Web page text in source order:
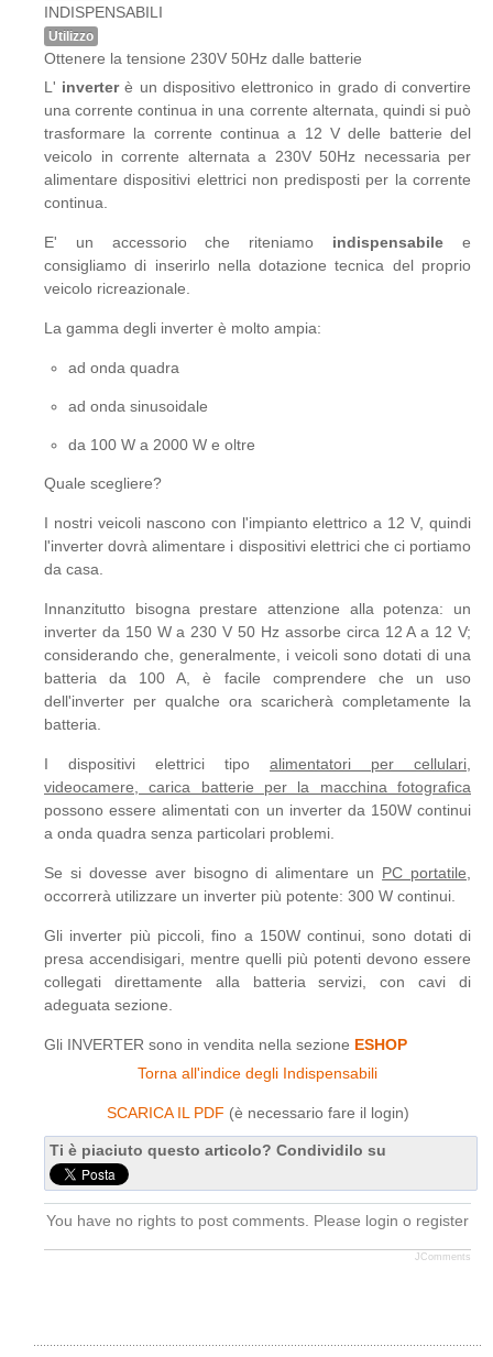
INDISPENSABILI
Utilizzo
Ottenere la tensione 230V 50Hz dalle batterie
L' inverterè un dispositivo elettronico in grado di convertire
una corrente continua in una corrente alternata, quindi si può
trasformare la corrente continua a 12 V delle batterie del
veicolo in corrente alternata a 230V 50Hz necessaria per
alimentare dispositivi elettrici non predisposti per la corrente
continua.
E' un accessorio che riteniamo indispensabile e
consigliamo di inserirlo nella dotazione tecnica del proprio
veicolo ricreazionale.
La gamma degli inverter è molto ampia:
ad onda quadra
ad onda sinusoidale
da 100 W a 2000 W e oltre
Quale scegliere?
I nostri veicoli nascono con l'impianto elettrico a 12 V, quindi
l'inverter dovrà alimentare i dispositivi elettrici che ci portiamo
da casa.
Innanzitutto bisogna prestare attenzione alla potenza: un
inverter da 150 W a 230 V 50 Hz assorbe circa 12 A a 12 V;
considerando che, generalmente, i veicoli sono dotati di una
batteria da 100 A, è facile comprendere che un uso
dell'inverter per qualche ora scaricherà completamente la
batteria.
I dispositivi elettrici tipo alimentatori per cellulari,
videocamere, carica batterie per la macchina fotografica
possono essere alimentati con un inverter da 150W continui
a onda quadra senza particolari problemi.
Se si dovesse aver bisogno di alimentare un PC portatile
occorrerà utilizzare un inverter più potente: 300 W continui.
Gli inverter più piccoli, fino a 150W continui, sono dotati di
presa accendisigari, mentre quelli più potenti devono essere
collegati direttamente alla batteria servizi, con cavi di
adeguata sezione.
Gli INVERTER sono in vendita nella sezione ESHOP
Torna all'indice degli Indispensabili
SCARICA IL PDF (è necessario fare il login)
Ti è piaciuto questo articolo? Condividilo su
You have no rights to post comments. Please login o register
JComments